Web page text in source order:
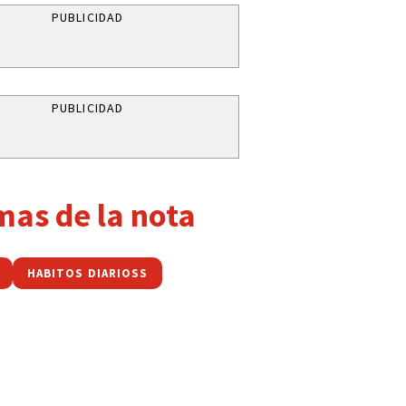
PUBLICIDAD
PUBLICIDAD
de la nota
HABITOS DIARIOSS